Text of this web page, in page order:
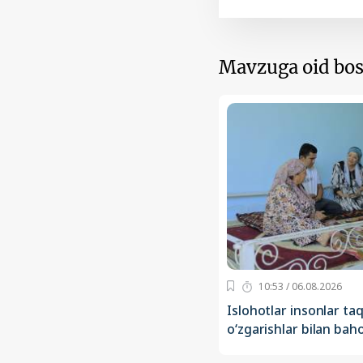
Mavzuga oid
10:53 / 06.08.2026
Islohotlar insonlar
o‘zgarishlar bilan